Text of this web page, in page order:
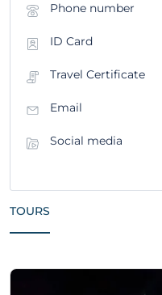
Phone number
ID Card
Travel Certificate
Email
Social media
TOURS